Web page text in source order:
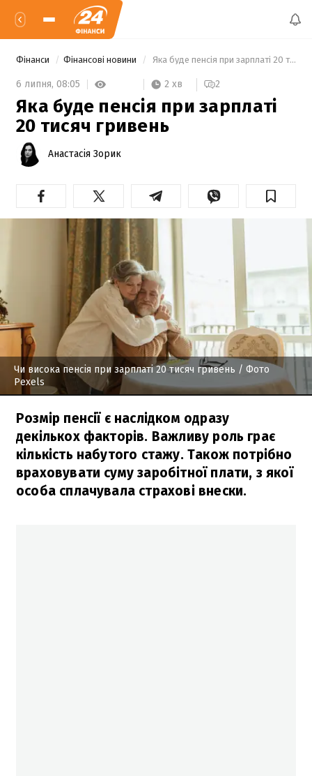
Фінанси Фінансові новини Яка буде пенсія при зарплаті 20 тисяч гривень
6 липня, 08:05 2 хв 2
Яка буде пенсія при зарплаті
20 тисяч гривень
Анастасія Зорик
Чи висока пенсія при зарплаті 20 тисяч гривень / Фото
Pexels
Розмір пенсії є наслідком одразу
декількох факторів. Важливу роль грає
кількість набутого стажу. Також потрібно
враховувати суму заробітної плати, з якої
особа сплачувала страхові внески.